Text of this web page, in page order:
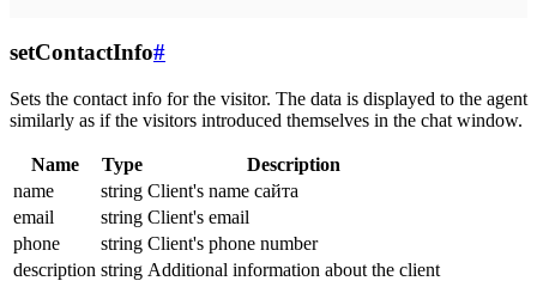
setContactInfo#
Sets the contact info for the visitor. The data is displayed to the agent
similarly as if the visitors introduced themselves in the chat window.
Name Type
Description
name
string Client's name сайта
email
string Client's email
phone
string Client's phone number
description string Additional information about the client